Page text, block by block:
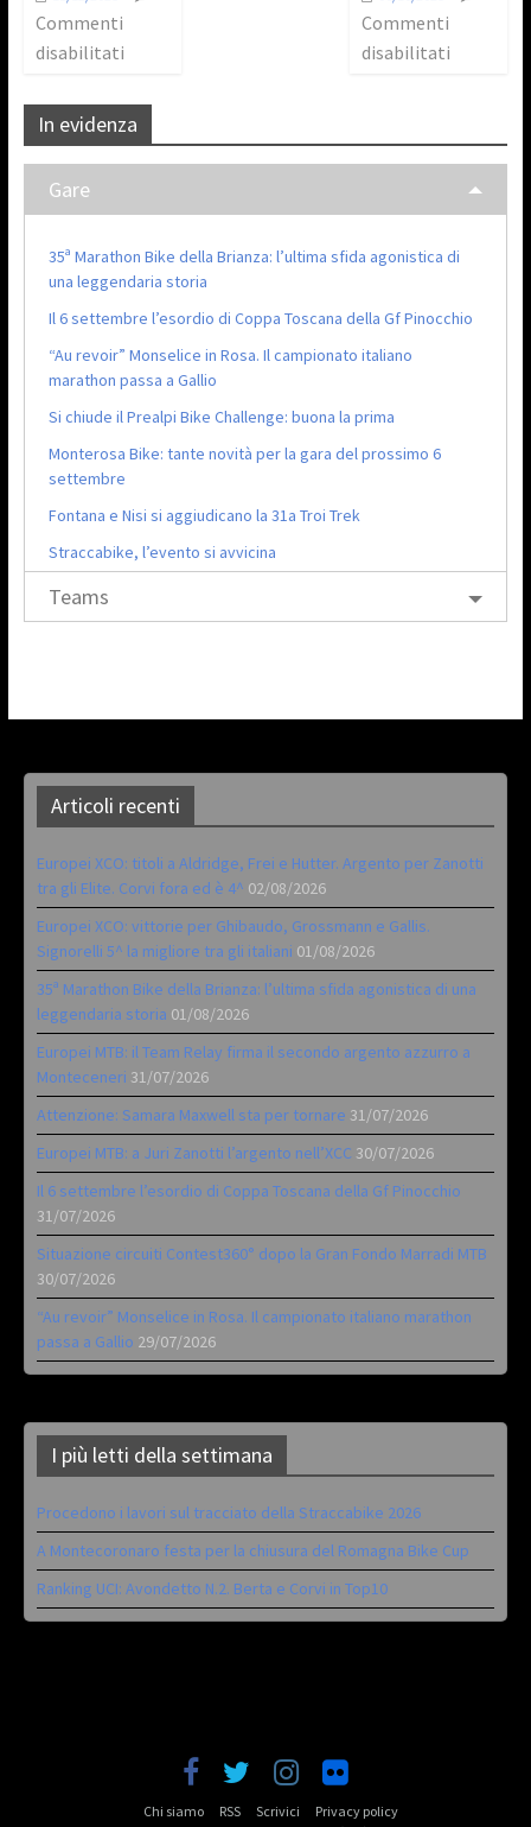
Commenti
disabilitati
Commenti
disabilitati
In evidenza
Gare
35ª Marathon Bike della Brianza: l’ultima sfida agonistica di
una leggendaria storia
Il 6 settembre l’esordio di Coppa Toscana della Gf Pinocchio
“Au revoir” Monselice in Rosa. Il campionato italiano
marathon passa a Gallio
Si chiude il Prealpi Bike Challenge: buona la prima
Monterosa Bike: tante novità per la gara del prossimo 6
settembre
Fontana e Nisi si aggiudicano la 31a Troi Trek
Straccabike, l’evento si avvicina
Teams
Articoli recenti
Europei XCO: titoli a Aldridge, Frei e Hutter. Argento per Zanotti
tra gli Elite. Corvi fora ed è 4^ 02/08/2026
Europei XCO: vittorie per Ghibaudo, Grossmann e Gallis.
Signorelli 5^ la migliore tra gli italiani 01/08/2026
35ª Marathon Bike della Brianza: l’ultima sfida agonistica di una
leggendaria storia 01/08/2026
Europei MTB: il Team Relay firma il secondo argento azzurro a
Monteceneri 31/07/2026
Attenzione: Samara Maxwell sta per tornare 31/07/2026
Europei MTB: a Juri Zanotti l’argento nell’XCC 30/07/2026
Il 6 settembre l’esordio di Coppa Toscana della Gf Pinocchio
31/07/2026
Situazione circuiti Contest360° dopo la Gran Fondo Marradi MTB
30/07/2026
“Au revoir” Monselice in Rosa. Il campionato italiano marathon
passa a Gallio 29/07/2026
I più letti della settimana
Procedono i lavori sul tracciato della Straccabike 2026
A Montecoronaro festa per la chiusura del Romagna Bike Cup
Ranking UCI: Avondetto N.2. Berta e Corvi in Top10
Chi siamo RSS Scrivici Privacy policy